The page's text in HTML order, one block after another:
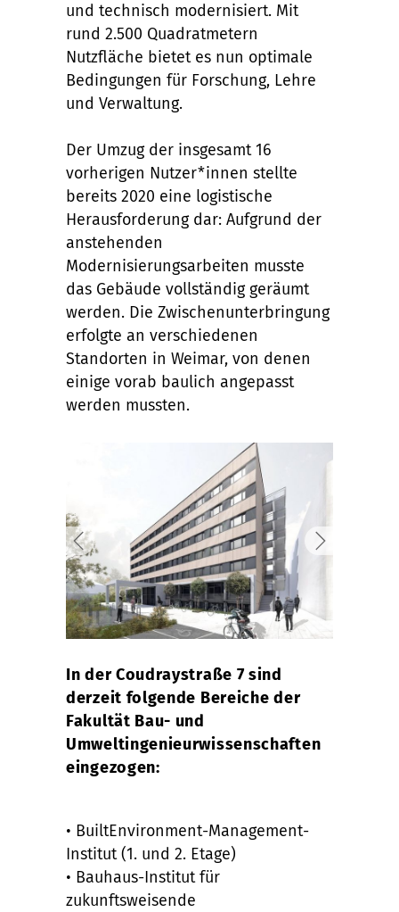
und technisch modernisiert. Mit
rund 2.500 Quadratmetern
Nutzfläche bietet es nun optimale
Bedingungen für Forschung, Lehre
und Verwaltung.
Der Umzug der insgesamt 16
vorherigen Nutzer*innen stellte
bereits 2020 eine logistische
Herausforderung dar: Aufgrund der
anstehenden
Modernisierungsarbeiten musste
das Gebäude vollständig geräumt
werden. Die Zwischenunterbringung
erfolgte an verschiedenen
Standorten in Weimar, von denen
einige vorab baulich angepasst
werden mussten.
In der Coudraystraße 7 sind
derzeit folgende Bereiche der
Fakultät Bau- und
Umweltingenieurwissenschaften
eingezogen:
• BuiltEnvironment-Management-
Institut (1. und 2. Etage)
• Bauhaus-Institut für
zukunftsweisende